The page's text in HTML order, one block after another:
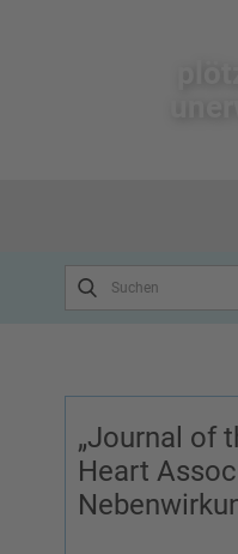
„Journal of
Heart